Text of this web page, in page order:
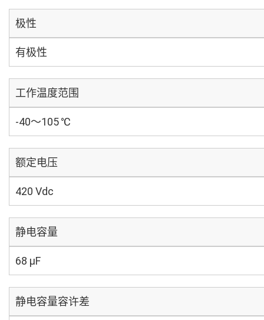
极性
有极性
工作温度范围
-40～105 ℃
额定电压
420 Vdc
静电容量
68 µF
静电容量容许差